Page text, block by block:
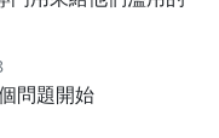
問題開始